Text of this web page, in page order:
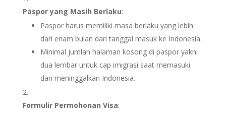
Paspor yang Masih Berlaku:
Paspor harus memiliki masa berlaku yang lebih
dari enam bulan dari tanggal masuk ke Indonesia.
Minimal jumlah halaman kosong di paspor yakni
dua lembar untuk cap imigrasi saat memasuki
dan meninggalkan Indonesia.
Formulir Permohonan Visa: